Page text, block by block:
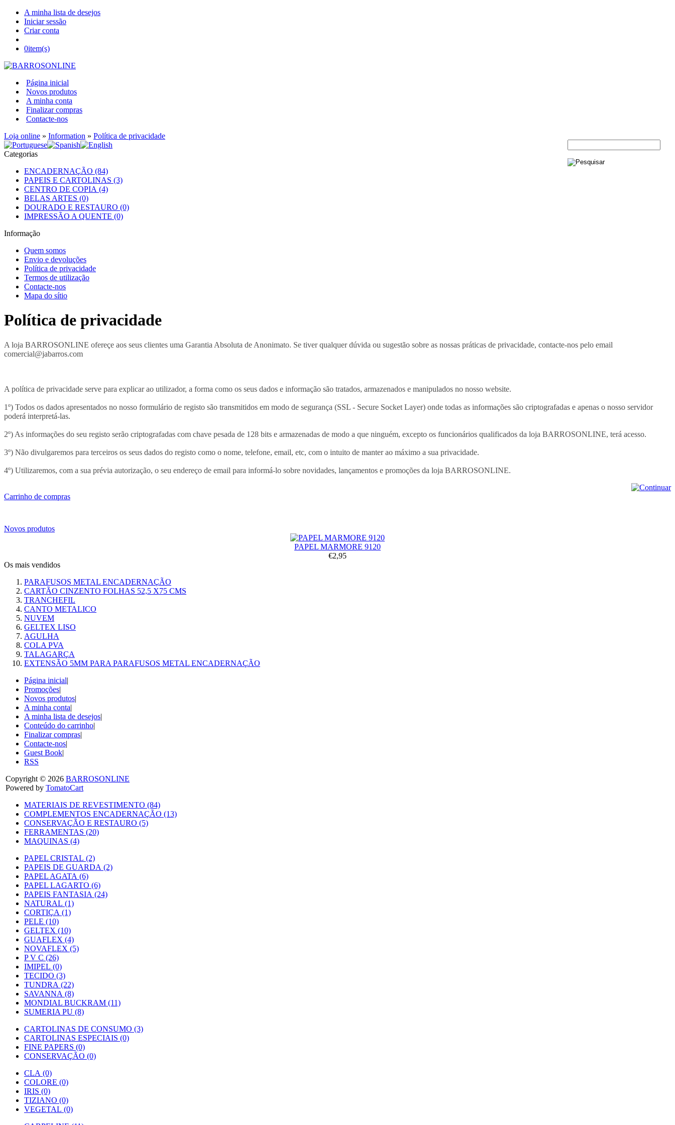
A minha lista de desejos
Iniciar sessão
Criar conta
0item(s)
Página inicial
Novos produtos
A minha conta
Finalizar compras
Contacte-nos
Loja online » Information » Política de privacidade
Categorias
ENCADERNAÇÃO (84)
PAPEIS E CARTOLINAS (3)
CENTRO DE COPIA (4)
BELAS ARTES (0)
DOURADO E RESTAURO (0)
IMPRESSÃO A QUENTE (0)
Informação
Quem somos
Envio e devoluções
Política de privacidade
Termos de utilização
Contacte-nos
Mapa do sítio
Política de privacidade
A loja BARROSONLINE ofereçe aos seus clientes uma Garantia Absoluta de Anonimato. Se tiver qualquer dúvida ou sugestão sobre as nossas práticas de privacidade, contacte-nos pelo email
comercial@jabarros.com
A política de privacidade serve para explicar ao utilizador, a forma como os seus dados e informação são tratados, armazenados e manipulados no nosso website.
1º) Todos os dados apresentados no nosso formulário de registo são transmitidos em modo de segurança (SSL - Secure Socket Layer) onde todas as informações são criptografadas e apenas o nosso servidor
poderá interpretá-las.
2º) As informações do seu registo serão criptografadas com chave pesada de 128 bits e armazenadas de modo a que ninguém, excepto os funcionários qualificados da loja BARROSONLINE, terá acesso.
3º) Não divulgaremos para terceiros os seus dados do registo como o nome, telefone, email, etc, com o intuito de manter ao máximo a sua privacidade.
4º) Utilizaremos, com a sua prévia autorização, o seu endereço de email para informá-lo sobre novidades, lançamentos e promoções da loja BARROSONLINE.
Carrinho de compras
Novos produtos
PAPEL MARMORE 9120
€2,95
Os mais vendidos
PARAFUSOS METAL ENCADERNAÇÃO
CARTÃO CINZENTO FOLHAS 52,5 X75 CMS
TRANCHEFIL
CANTO METALICO
NUVEM
GELTEX LISO
AGULHA
COLA PVA
TALAGARÇA
EXTENSÃO 5MM PARA PARAFUSOS METAL ENCADERNAÇÃO
Página inicial|
Promoções|
Novos produtos|
A minha conta|
A minha lista de desejos|
Conteúdo do carrinho|
Finalizar compras|
Contacte-nos|
Guest Book|
RSS
Copyright © 2026 BARROSONLINE
Powered by TomatoCart
MATERIAIS DE REVESTIMENTO (84)
COMPLEMENTOS ENCADERNAÇÃO (13)
CONSERVAÇÃO E RESTAURO (5)
FERRAMENTAS (20)
MAQUINAS (4)
PAPEL CRISTAL (2)
PAPEIS DE GUARDA (2)
PAPEL AGATA (6)
PAPEL LAGARTO (6)
PAPEIS FANTASIA (24)
NATURAL (1)
CORTIÇA (1)
PELE (10)
GELTEX (10)
GUAFLEX (4)
NOVAFLEX (5)
P V C (26)
IMIPEL (0)
TECIDO (3)
TUNDRA (22)
SAVANNA (8)
MONDIAL BUCKRAM (11)
SUMERIA PU (8)
CARTOLINAS DE CONSUMO (3)
CARTOLINAS ESPECIAIS (0)
FINE PAPERS (0)
CONSERVAÇÃO (0)
CLA (0)
COLORE (0)
IRIS (0)
TIZIANO (0)
VEGETAL (0)